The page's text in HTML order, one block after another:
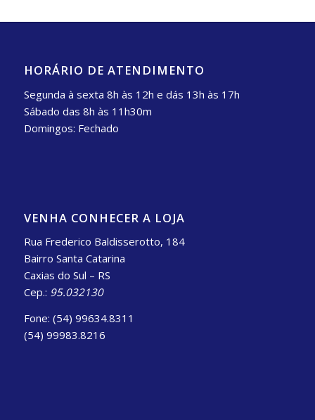
HORÁRIO DE ATENDIMENTO
Segunda à sexta 8h às 12h e dás 13h às 17h
Sábado das 8h às 11h30m
Domingos: Fechado
VENHA CONHECER A LOJA
Rua Frederico Baldisserotto, 184
Bairro Santa Catarina
Caxias do Sul – RS
Cep.: 95.032130
Fone: (54) 99634.8311
(54) 99983.8216